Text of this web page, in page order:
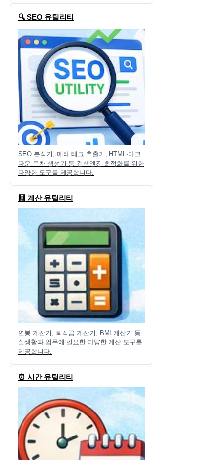
🔍 SEO 유틸리티
SEO 분석기, 메타 태그 추출기, HTML·마크
다운 목차 생성기 등 검색엔진 최적화를 위한
다양한 도구를 제공합니다.
🧮 계산 유틸리티
연봉 계산기, 퇴직금 계산기, BMI 계산기 등
실생활과 업무에 필요한 다양한 계산 도구를
제공합니다.
⏰ 시간 유틸리티